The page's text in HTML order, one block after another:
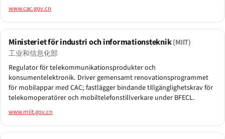
www.cac.gov.cn
Ministeriet för industri och informationsteknik(MIIT)
工业和信息化部
Regulator för telekommunikationsprodukter och
konsumentelektronik. Driver gemensamt renovationsprogrammet
för mobilappar med CAC; fastlägger bindande tillgänglighetskrav för
telekomoperatörer och mobiltelefonstillverkare under BFECL.
www.miit.gov.cn